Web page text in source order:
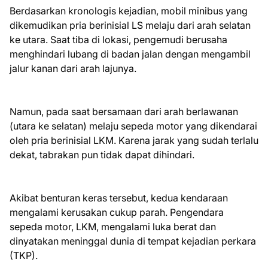
Berdasarkan kronologis kejadian, mobil minibus yang
dikemudikan pria berinisial LS melaju dari arah selatan
ke utara. Saat tiba di lokasi, pengemudi berusaha
menghindari lubang di badan jalan dengan mengambil
jalur kanan dari arah lajunya.
Namun, pada saat bersamaan dari arah berlawanan
(utara ke selatan) melaju sepeda motor yang dikendarai
oleh pria berinisial LKM. Karena jarak yang sudah terlalu
dekat, tabrakan pun tidak dapat dihindari.
Akibat benturan keras tersebut, kedua kendaraan
mengalami kerusakan cukup parah. Pengendara
sepeda motor, LKM, mengalami luka berat dan
dinyatakan meninggal dunia di tempat kejadian perkara
(TKP).